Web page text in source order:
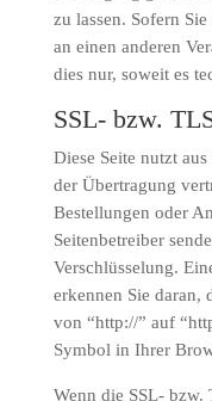
zu lassen. Sofern
an einen anderen
dies nur, soweit es
SSL- bzw.
Diese Seite nutzt
der Übertragung
Bestellungen oder
Seitenbetreiber
Verschlüsselung.
erkennen Sie daran,
von “http://” auf
Symbol in Ihrer
Wenn die SSL- bzw.